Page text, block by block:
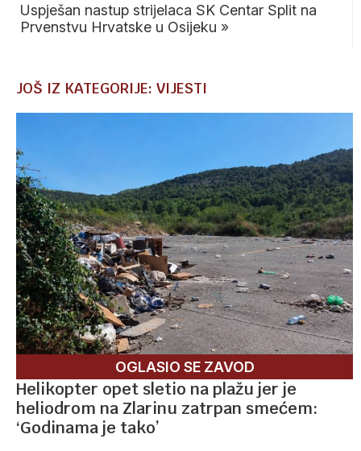
Uspješan nastup strijelaca SK Centar Split na
Prvenstvu Hrvatske u Osijeku »
JOŠ IZ KATEGORIJE: VIJESTI
OGLASIO SE ZAVOD
Helikopter opet sletio na plažu jer je
heliodrom na Zlarinu zatrpan smećem:
‘Godinama je tako’